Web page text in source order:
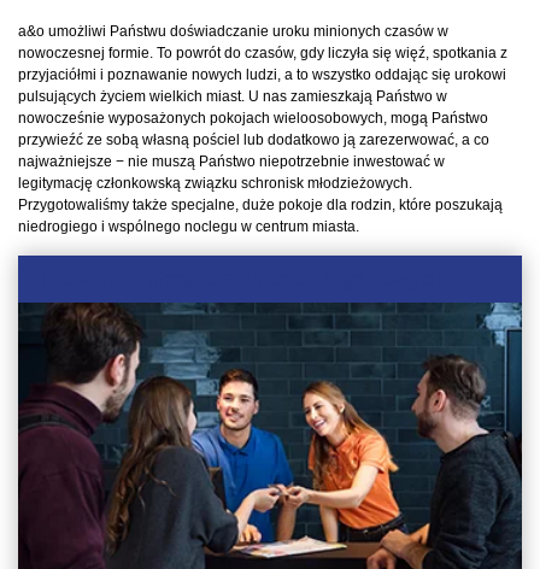
a&o umożliwi Państwu doświadczanie uroku minionych czasów w
nowoczesnej formie. To powrót do czasów, gdy liczyła się więź, spotkania z
przyjaciółmi i poznawanie nowych ludzi, a to wszystko oddając się urokowi
pulsujących życiem wielkich miast. U nas zamieszkają Państwo w
nowocześnie wyposażonych pokojach wieloosobowych, mogą Państwo
przywieźć ze sobą własną pościel lub dodatkowo ją zarezerwować, a co
najważniejsze − nie muszą Państwo niepotrzebnie inwestować w
legitymację członkowską związku schronisk młodzieżowych.
Przygotowaliśmy także specjalne, duże pokoje dla rodzin, które poszukają
niedrogiego i wspólnego noclegu w centrum miasta.